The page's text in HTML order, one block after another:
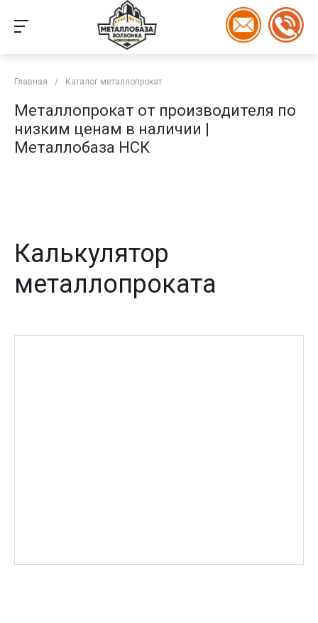
Главная / Каталог металлопрокат
Металлопрокат от производителя по
низким ценам в наличии |
Металлобаза НСК
Калькулятор
металлопроката